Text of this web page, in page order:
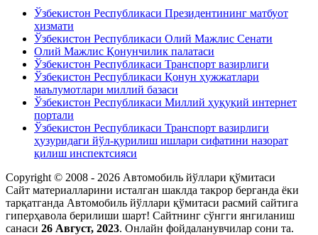
Ўзбекистон Республикаси Президентининг матбуот
хизмати
Ўзбекистон Республикаси Олий Мажлис Сенати
Олий Мажлис Қонунчилик палатаси
Ўзбекистон Республикаси Транспорт вазирлиги
Ўзбекистон Республикаси Қонун ҳужжатлари
маълумотлари миллий базаси
Ўзбекистон Республикаси Миллий ҳуқуқий интернет
портали
Ўзбекистон Республикаси Транспорт вазирлиги
ҳузуридаги йўл-қурилиш ишлари сифатини назорат
қилиш инспектсияси
Copyright © 2008 - 2026 Автомобиль йўллари қўмитаси
Сайт материалларини исталган шаклда такрор берганда ёки
тарқатганда Автомобиль йўллари қўмитаси расмий сайтига
гиперҳавола берилиши шарт! Сайтнинг сўнгги янгиланиш
санаси 26 Август, 2023. Онлайн фойдаланувчилар сони та.